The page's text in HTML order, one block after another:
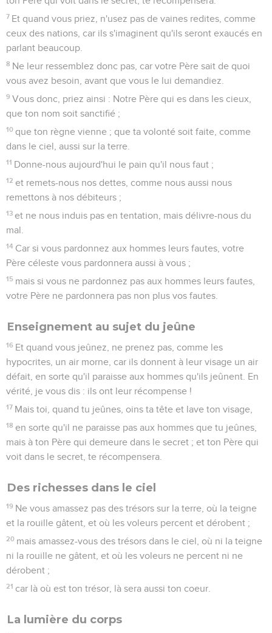
7 Et quand vous priez, n'usez pas de vaines redites, comme
ceux des nations, car ils s'imaginent qu'ils seront exaucés en
parlant beaucoup.
8 Ne leur ressemblez donc pas, car votre Père sait de quoi
vous avez besoin, avant que vous le lui demandiez.
9 Vous donc, priez ainsi : Notre Père qui es dans les cieux,
que ton nom soit sanctifié ;
10 que ton règne vienne ; que ta volonté soit faite, comme
dans le ciel, aussi sur la terre.
11 Donne-nous aujourd'hui le pain qu'il nous faut ;
12 et remets-nous nos dettes, comme nous aussi nous
remettons à nos débiteurs ;
13 et ne nous induis pas en tentation, mais délivre-nous du
mal.
14 Car si vous pardonnez aux hommes leurs fautes, votre
Père céleste vous pardonnera aussi à vous ;
15 mais si vous ne pardonnez pas aux hommes leurs fautes,
votre Père ne pardonnera pas non plus vos fautes.
Enseignement au sujet du jeûne
16 Et quand vous jeûnez, ne prenez pas, comme les
hypocrites, un air morne, car ils donnent à leur visage un air
défait, en sorte qu'il paraisse aux hommes qu'ils jeûnent. En
vérité, je vous dis : ils ont leur récompense !
17 Mais toi, quand tu jeûnes, oins ta tête et lave ton visage,
18 en sorte qu'il ne paraisse pas aux hommes que tu jeûnes,
mais à ton Père qui demeure dans le secret ; et ton Père qui
voit dans le secret, te récompensera.
Des richesses dans le ciel
19 Ne vous amassez pas des trésors sur la terre, où la teigne
et la rouille gâtent, et où les voleurs percent et dérobent ;
20 mais amassez-vous des trésors dans le ciel, où ni la teigne
ni la rouille ne gâtent, et où les voleurs ne percent ni ne
dérobent ;
21 car là où est ton trésor, là sera aussi ton coeur.
La lumière du corps